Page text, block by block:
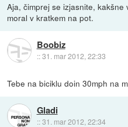
Aja, čimprej se izjasnite,
moral v kratkem na pot.
Boobiz
::31. mar 2012, 22:33
Tebe na biciklu doin 30mph na
Gladi
::31. mar 2012, 22:34